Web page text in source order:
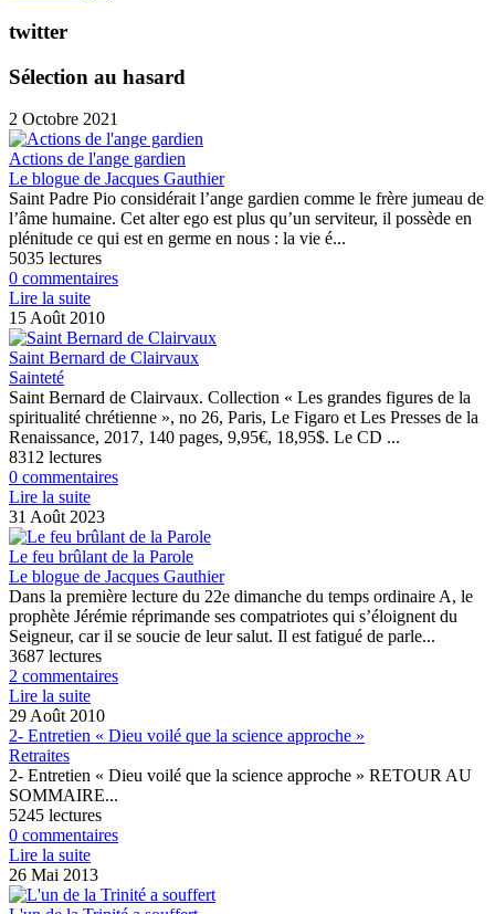
twitter
Sélection au hasard
2 Octobre 2021
Actions de l'ange gardien
Le blogue de Jacques Gauthier
Saint Padre Pio considérait l’ange gardien comme le frère jumeau de
l’âme humaine. Cet alter ego est plus qu’un serviteur, il possède en
plénitude ce qui est en germe en nous : la vie é...
5035 lectures
0 commentaires
Lire la suite
15 Août 2010
Saint Bernard de Clairvaux
Sainteté
Saint Bernard de Clairvaux. Collection « Les grandes figures de la
spiritualité chrétienne », no 26, Paris, Le Figaro et Les Presses de la
Renaissance, 2017, 140 pages, 9,95€, 18,95$. Le CD ...
8312 lectures
0 commentaires
Lire la suite
31 Août 2023
Le feu brûlant de la Parole
Le blogue de Jacques Gauthier
Dans la première lecture du 22e dimanche du temps ordinaire A, le
prophète Jérémie réprimande ses compatriotes qui s’éloignent du
Seigneur, car il se soucie de leur salut. Il est fatigué de parle...
3687 lectures
2 commentaires
Lire la suite
29 Août 2010
2- Entretien « Dieu voilé que la science approche »
Retraites
2- Entretien « Dieu voilé que la science approche » RETOUR AU
SOMMAIRE...
5245 lectures
0 commentaires
Lire la suite
26 Mai 2013